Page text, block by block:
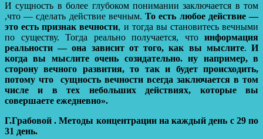
И сущность в более глубоком понимании заключается в том
,что — сделать действие вечным.То есть любое действие —
это есть признак вечности, и тогда вы становитесь вечными
по существу. Тогда реально получается, что информация
реальности — она зависит от того, как вы мыслите.И
когда вы мыслите очень созидательно. ну например, в
сторону вечного развития, то так и будет происходить,
потому что сущность вечности всегда заключается в том
числе и в тех небольших действиях, которые вы
совершаете ежедневно».
Г.Грабовой . Методы концентрации на каждый день с 29 по
31 день.